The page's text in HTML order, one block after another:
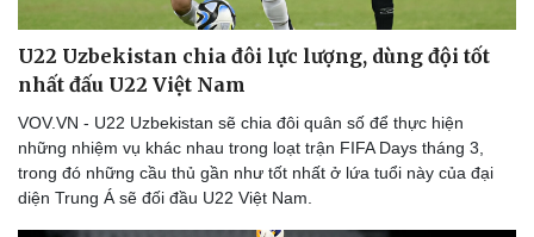
U22 Uzbekistan chia đôi lực lượng, dùng đội tốt
nhất đấu U22 Việt Nam
VOV.VN - U22 Uzbekistan sẽ chia đôi quân số để thực hiện
những nhiệm vụ khác nhau trong loạt trận FIFA Days tháng 3,
trong đó những cầu thủ gần như tốt nhất ở lứa tuổi này của đại
diện Trung Á sẽ đối đầu U22 Việt Nam.